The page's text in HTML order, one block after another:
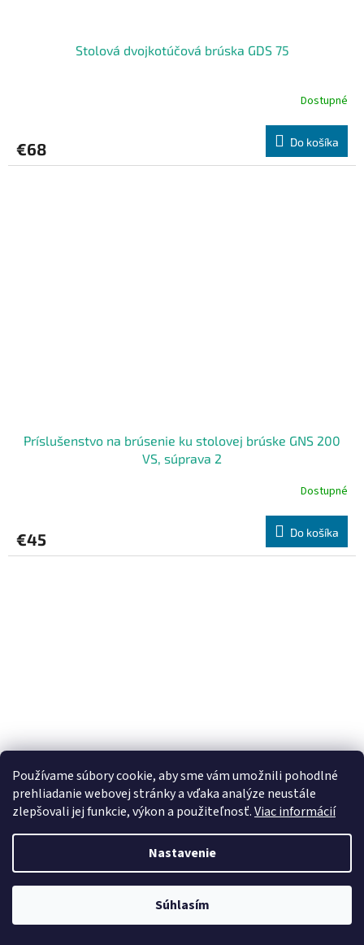
Používame súbory cookie, aby sme vám umožnili pohodlné
prehliadanie webovej stránky a vďaka analýze neustále
zlepšovali jej funkcie, výkon a použiteľnosť.Viac informácií
Nastavenie
Súhlasím
Stolová dvojkotúčová brúska GDS 75
Dostupné
€68 Do košíka
Príslušenstvo na brúsenie ku stolovej brúske GNS 200
VS, súprava 2
Dostupné
€45 Do košíka
Stĺpová vŕtačka GSB 20 LASER/500W
€314 Do košíka